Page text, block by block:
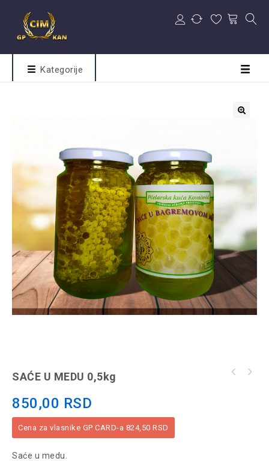
Kategorije
SAĆE U MEDU 0,5kg
850,00 RSD
Cena za vlasnike GP CARD-a 824,50 RSD
Saće u medu.